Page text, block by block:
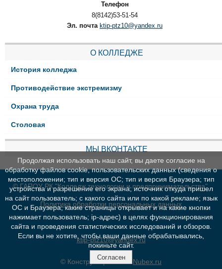
Телефон
8(8142)53-51-54
Эл. почта ktip-ptz10@yandex.ru
О КОЛЛЕДЖЕ
История колледжа
Противодействие экстремизму
Охрана труда
Столовая
МЫ ВКОНТАКТЕ
© ГАПОУ РК "Колледж технологии и предпринимательства"
Политика обработки персональных данных
ktip-ptz10@yandex.ru
© Конструктор сайтов Nubex.ru
Продолжая использовать наш сайт, вы даете согласие на
обработку файлов cookie, пользовательских данных (сведения о
местоположении; тип и версия ОС; тип и версия Браузера; тип
устройства и разрешение его экрана; источник откуда пришел
на сайт пользователь; с какого сайта или по какой рекламе; язык
ОС и Браузера; какие страницы открывает и на какие кнопки
нажимает пользователь; ip-адрес) в целях функционирования
сайта и проведения статистических исследований и обзоров.
Если вы не хотите, чтобы ваши данные обрабатывались,
покиньте сайт.
Согласен